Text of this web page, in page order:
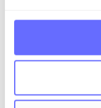
Website:https://
Über UVC